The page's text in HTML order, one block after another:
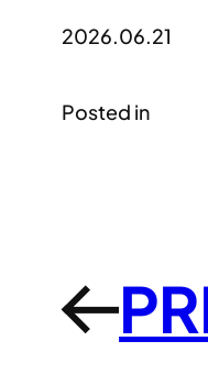
2026.06.21
Posted in
←